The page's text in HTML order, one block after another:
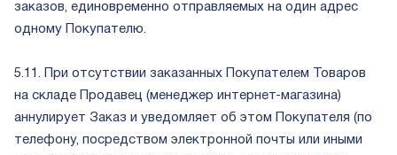
заказов, единовременно отправляемых на один адрес
одному Покупателю.
5.11. При отсутствии заказанных Покупателем Товаров
на складе Продавец (менеджер интернет-магазина)
аннулирует Заказ и уведомляет об этом Покупателя (по
телефону, посредством электронной почты или иными